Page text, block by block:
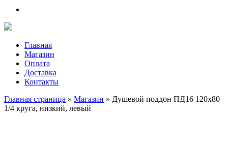
Главная
Магазин
Оплата
Доставка
Контакты
Главная страница » Магазин » Душевой поддон ПД16 120х80
1/4 круга, низкий, левый